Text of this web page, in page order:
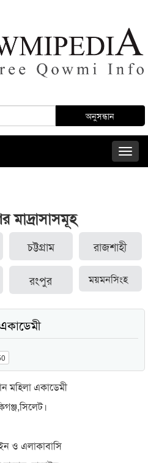
মাদ্রাসাসমূহ
চট্টগ্রাম রাজশাহী
রংপুর ময়মনসিংহ
মহিলা একাডেমী
ও এলাকাবাসি